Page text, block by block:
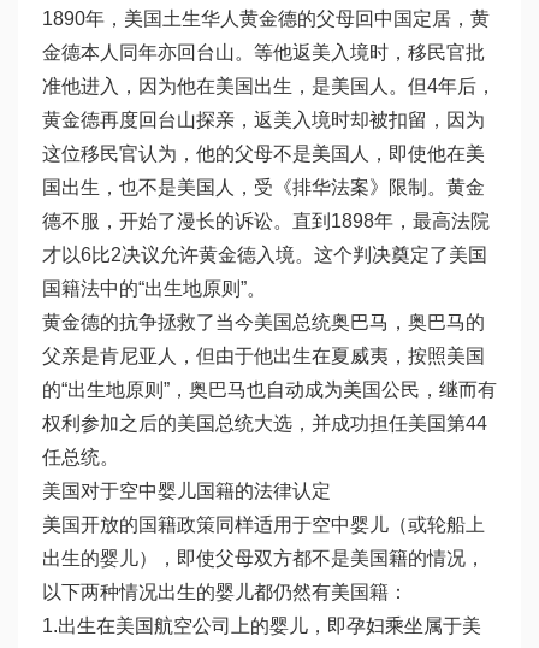
1890年，美国土生华人黄金德的父母回中国定居，黄
金德本人同年亦回台山。等他返美入境时，移民官批
准他进入，因为他在美国出生，是美国人。但4年后，
黄金德再度回台山探亲，返美入境时却被扣留，因为
这位移民官认为，他的父母不是美国人，即使他在美
国出生，也不是美国人，受《排华法案》限制。黄金
德不服，开始了漫长的诉讼。直到1898年，最高法院
才以6比2决议允许黄金德入境。这个判决奠定了美国
国籍法中的“出生地原则”。
黄金德的抗争拯救了当今美国总统奥巴马，奥巴马的
父亲是肯尼亚人，但由于他出生在夏威夷，按照美国
的“出生地原则”，奥巴马也自动成为美国公民，继而有
权利参加之后的美国总统大选，并成功担任美国第44
任总统。
美国对于空中婴儿国籍的法律认定
美国开放的国籍政策同样适用于空中婴儿（或轮船上
出生的婴儿），即使父母双方都不是美国籍的情况，
以下两种情况出生的婴儿都仍然有美国籍：
1.出生在美国航空公司上的婴儿，即孕妇乘坐属于美